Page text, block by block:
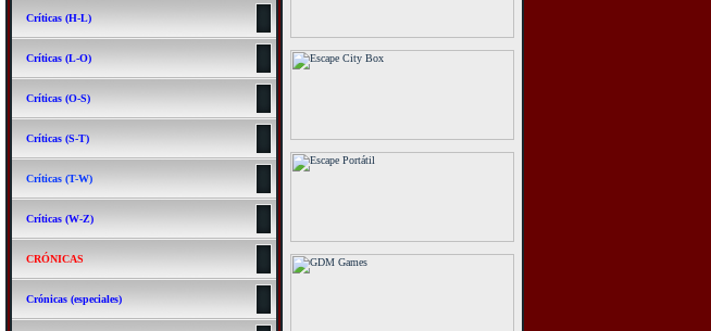
Críticas (H-L)
Críticas (L-O)
Críticas (O-S)
Críticas (S-T)
Críticas (T-W)
Críticas (W-Z)
CRÓNICAS
Crónicas (especiales)